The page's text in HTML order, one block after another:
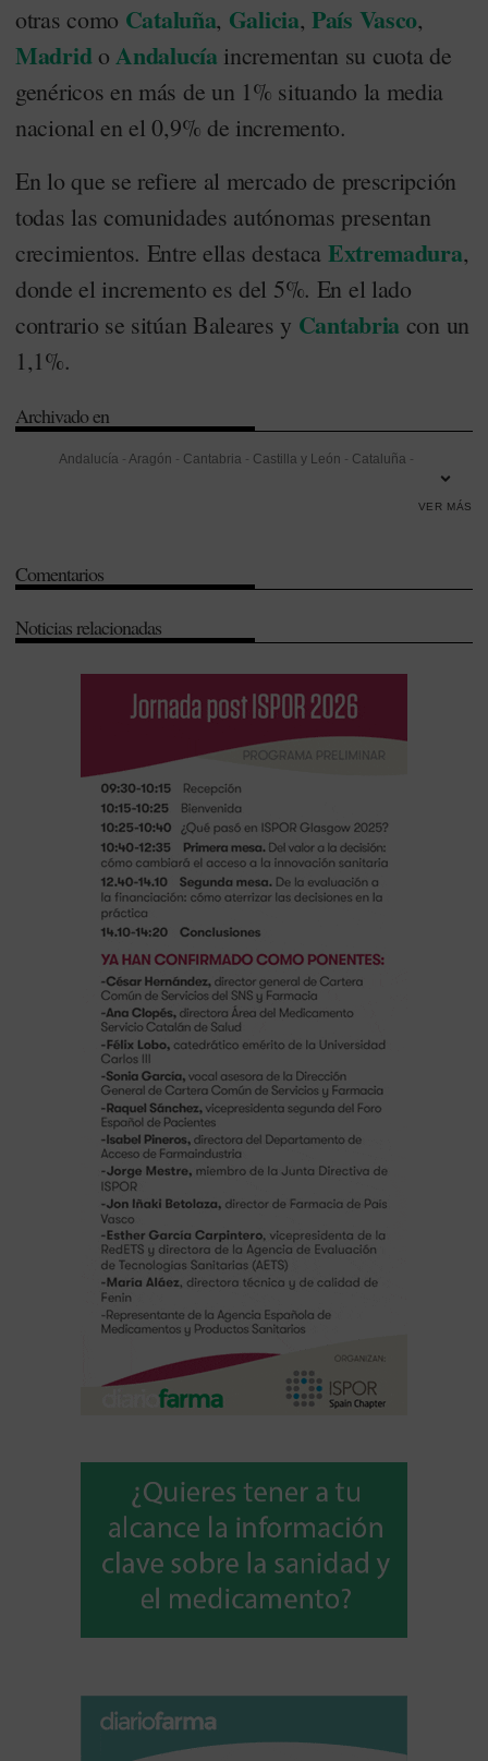
otras como Cataluña, Galicia,País Vasco,
MadridoAndalucíaincrementan su cuota de
genéricos en más de un 1% situando la media
nacional en el 0,9% de incremento.
En lo que se refiere al mercado de prescripción
todas las comunidades autónomas presentan
crecimientos. Entre ellas destaca Extremadura,
donde el incremento es del 5%. En el lado
contrario se sitúan Baleares y Cantabria con un
1,1%.
Archivado en
Andalucía - Aragón - Cantabria - Castilla y León - Cataluña -
QuintilesIMS
VER MÁS
Comentarios
Noticias relacionadas